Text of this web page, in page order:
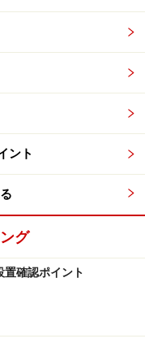
ント
グ
置確認ポイント